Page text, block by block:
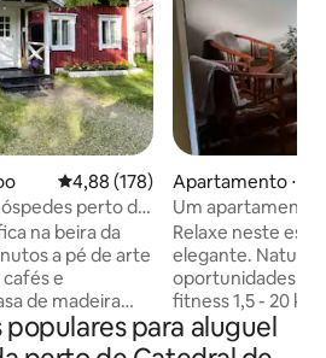
4,88 de uma avaliação média de
4,88 (178)
perto da
na beira da
a pé de arte
e
e renovada
localizada em
Apartamento ⋅
Um apartamento
sauna e banheira
Relaxe neste
elegante.
oportunidades de
fitness 1,5 - 20
mountain bike e
próxima.
para aluguel